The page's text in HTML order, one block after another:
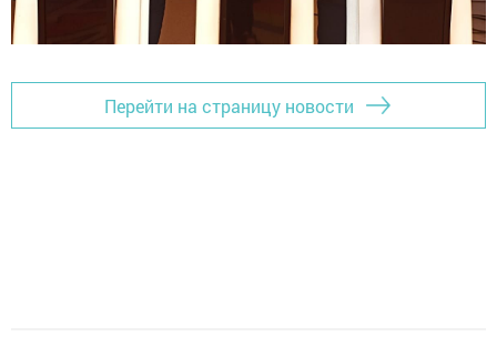
Перейти на страницу новости